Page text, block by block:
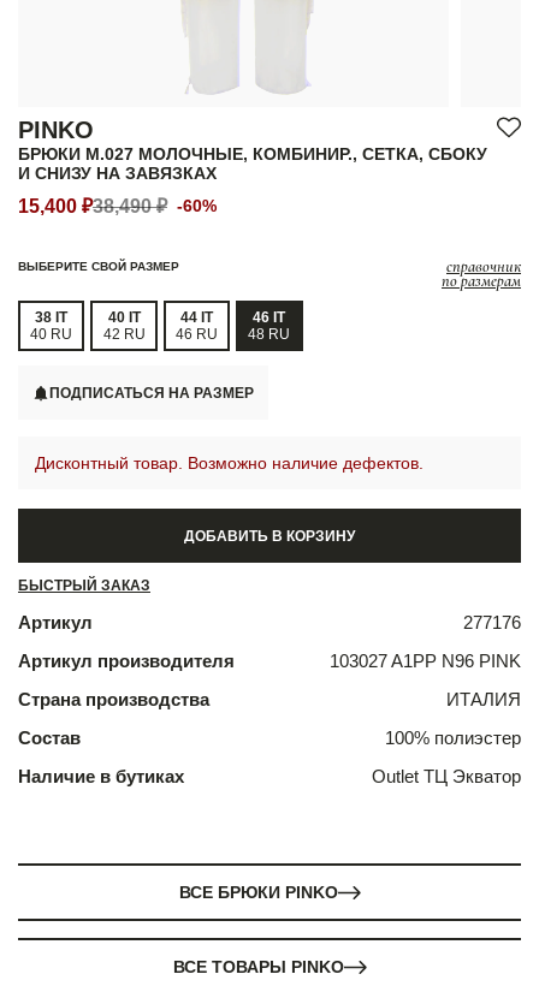
PINKO
БРЮКИ M.027 МОЛОЧНЫЕ, КОМБИНИР., СЕТКА, СБОКУ
И СНИЗУ НА ЗАВЯЗКАХ
15,400 ₽38,490 ₽ -60%
ВЫБЕРИТЕ СВОЙ РАЗМЕР справочник
по размерам
38 IT
40 RU
40 IT
42 RU
44 IT
46 RU
46 IT
48 RU
ПОДПИСАТЬСЯ НА РАЗМЕР
Дисконтный товар. Возможно наличие дефектов.
ДОБАВИТЬ В КОРЗИНУ
БЫСТРЫЙ ЗАКАЗ
Артикул
277176
Артикул производителя
103027 A1PP N96 PINK
Страна производства
ИТАЛИЯ
Состав
100% полиэстер
Наличие в бутиках
Outlet ТЦ Экватор
ВСЕ БРЮКИ PINKO
ВСЕ ТОВАРЫ PINKO